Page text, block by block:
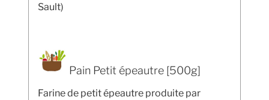
Sault)
Pain Petit épeautre [500g]
Farine de petit épeautre produite par